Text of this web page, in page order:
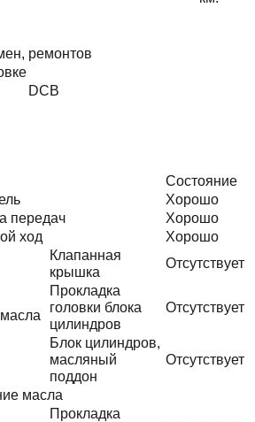
ремонтов
DCB
Состояние
Хорошо
передач
Хорошо
ход Хорошо
Клапанная
крышка
Отсутствует
Прокладка
головки блока
цилиндров
Отсутствует
Блок цилиндров,
масляный
поддон
Отсутствует
масла
Прокладка